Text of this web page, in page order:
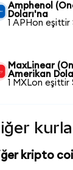
Amphenol
Doları'na
1 APHon eşittir
MaxLinear
Amerikan
1 MXLon eşittir
kripto